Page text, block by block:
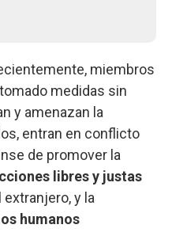
miembros
medidas sin
y amenazan la
entran en conflicto
de promover la
libres y justas
y la
humanos